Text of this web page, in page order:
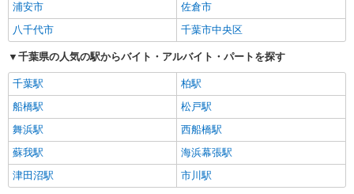
浦安市
佐倉市
八千代市
千葉市中央区
千葉県の人気の駅からバイト・アルバイト・パートを探す
千葉駅
柏駅
船橋駅
松戸駅
舞浜駅
西船橋駅
蘇我駅
海浜幕張駅
津田沼駅
市川駅